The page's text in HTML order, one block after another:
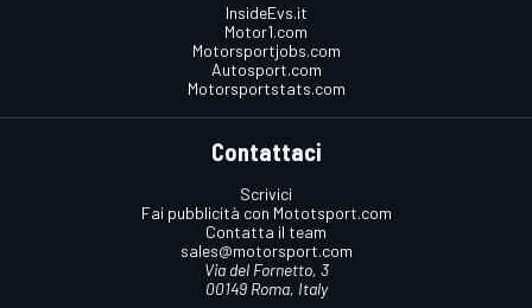
InsideEvs.it
Motor1.com
Motorsportjobs.com
Autosport.com
Motorsportstats.com
Contattaci
Scrivici
Fai pubblicità con Mototsport.com
Contatta il team
sales@motorsport.com
Via del Fornetto, 3
00149 Roma, Italy